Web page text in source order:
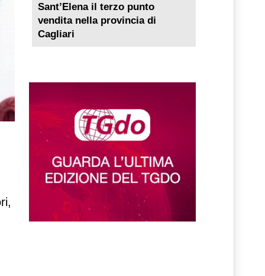
Sant’Elena il terzo punto
vendita nella provincia di
Cagliari